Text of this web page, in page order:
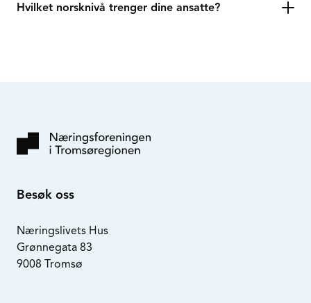
Hvilket norsknivå trenger dine ansatte?
Besøk oss
Næringslivets Hus
Grønnegata 83
9008 Tromsø